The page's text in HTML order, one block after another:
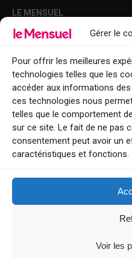
Gérer le
Pour offrir les meilleures
technologies telles que les
accéder aux informations
ces technologies nous
telles que le comportement
sur ce site. Le fait de ne pas
consentement peut avoir un
caractéristiques et fonctions.
Voir les
LE MENSUEL
Points de diffusion Var et Alpes-
Le Mensuel en PDF : consultez le
Qui sommes-nous ?
BFM Top Sorties
EVENT
Tourisme week-end : envie de
Explorez nos bonnes adresses
Contact